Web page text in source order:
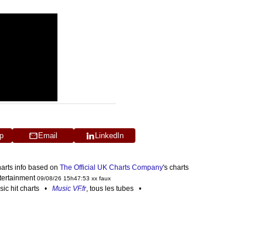
Email LinkedIn
info based on The Official UK Charts Company's charts
09/08/26 15h47:53 xx faux
hit charts • Music VF.fr, tous les tubes •